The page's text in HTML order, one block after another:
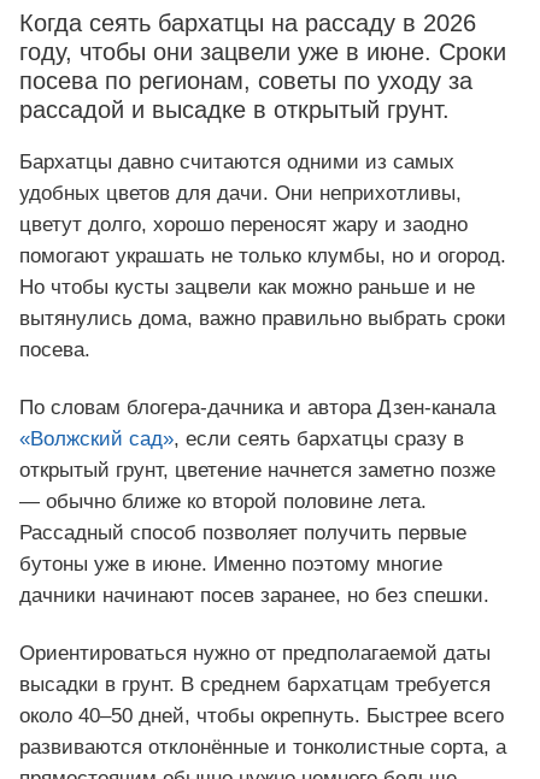
Когда сеять бархатцы на рассаду в 2026
году, чтобы они зацвели уже в июне. Сроки
посева по регионам, советы по уходу за
рассадой и высадке в открытый грунт.
Бархатцы давно считаются одними из самых
удобных цветов для дачи. Они неприхотливы,
цветут долго, хорошо переносят жару и заодно
помогают украшать не только клумбы, но и огород.
Но чтобы кусты зацвели как можно раньше и не
вытянулись дома, важно правильно выбрать сроки
посева.
По словам блогера-дачника и автора Дзен-канала
«Волжский сад», если сеять бархатцы сразу в
открытый грунт, цветение начнется заметно позже
— обычно ближе ко второй половине лета.
Рассадный способ позволяет получить первые
бутоны уже в июне. Именно поэтому многие
дачники начинают посев заранее, но без спешки.
Ориентироваться нужно от предполагаемой даты
высадки в грунт. В среднем бархатцам требуется
около 40–50 дней, чтобы окрепнуть. Быстрее всего
развиваются отклонённые и тонколистные сорта, а